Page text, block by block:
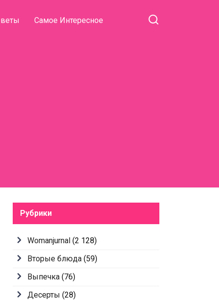
Самое Интересное
Рубрики
Womanjurnal (2 128)
Вторые блюда (59)
Выпечка (76)
Десерты (28)